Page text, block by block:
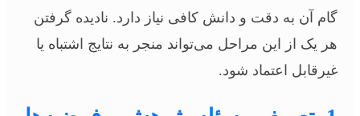
گام آن به دقت و دانش کافی نیاز دارد. نادیده گرفتن
هر یک از این مراحل می‌تواند منجر به نتایج اشتباه یا
غیرقابل اعتماد شود.